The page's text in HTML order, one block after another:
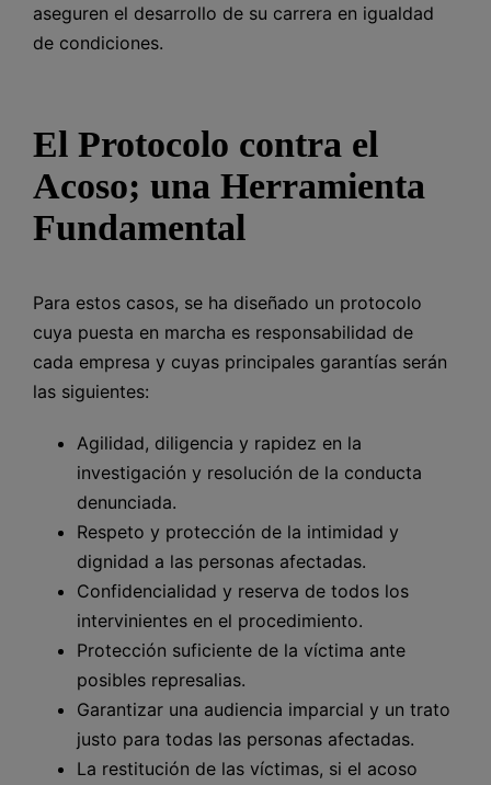
aseguren el desarrollo de su carrera en igualdad
de condiciones.
El Protocolo contra el
Acoso; una Herramienta
Fundamental
Para estos casos, se ha diseñado un protocolo
cuya puesta en marcha es responsabilidad de
cada empresa y cuyas principales garantías serán
las siguientes:
Agilidad, diligencia y rapidez en la
investigación y resolución de la conducta
denunciada.
Respeto y protección de la intimidad y
dignidad a las personas afectadas.
Confidencialidad y reserva de todos los
intervinientes en el procedimiento.
Protección suficiente de la víctima ante
posibles represalias.
Garantizar una audiencia imparcial y un trato
justo para todas las personas afectadas.
La restitución de las víctimas, si el acoso